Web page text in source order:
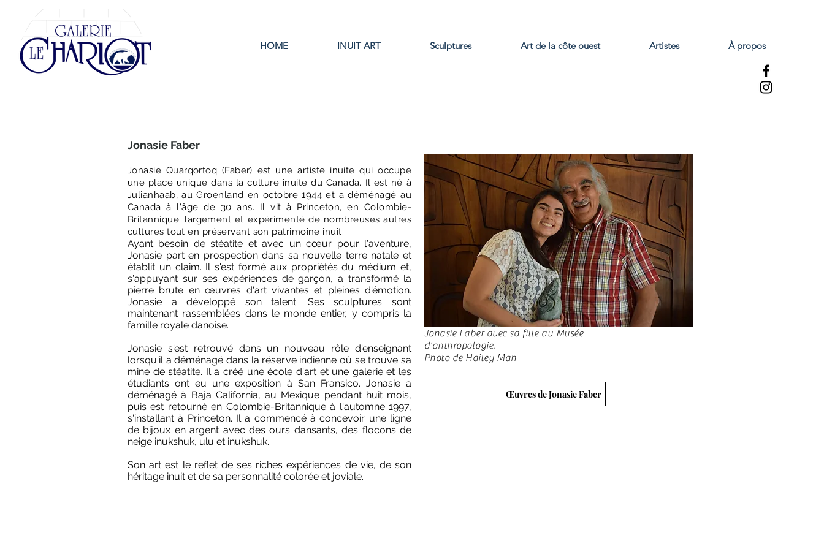
HOME INUIT ART Sculptures Art de la côte ouest Artistes À propos
Jonasie Faber
Jonasie Quarqortoq (Faber) est une artiste inuite qui occupe
une place unique dans la culture inuite du Canada. Il est né à
Julianhaab, au Groenland en octobre 1944 et a déménagé au
Canada à l'âge de 30 ans. Il vit à Princeton, en Colombie-
Britannique. largement et expérimenté de nombreuses autres
cultures tout en préservant son patrimoine inuit.
Ayant besoin de stéatite et avec un cœur pour l'aventure,
Jonasie part en prospection dans sa nouvelle terre natale et
établit un claim. Il s'est formé aux propriétés du médium et,
s'appuyant sur ses expériences de garçon, a transformé la
pierre brute en œuvres d'art vivantes et pleines d'émotion.
Jonasie a développé son talent. Ses sculptures sont
maintenant rassemblées dans le monde entier, y compris la
famille royale danoise.
Jonasie s'est retrouvé dans un nouveau rôle d'enseignant
lorsqu'il a déménagé dans la réserve indienne où se trouve sa
mine de stéatite. Il a créé une école d'art et une galerie et les
étudiants ont eu une exposition à San Fransico. Jonasie a
déménagé à Baja California, au Mexique pendant huit mois,
puis est retourné en Colombie-Britannique à l'automne 1997,
s'installant à Princeton. Il a commencé à concevoir une ligne
de bijoux en argent avec des ours dansants, des flocons de
neige inukshuk, ulu et inukshuk.
Son art est le reflet de ses riches expériences de vie, de son
héritage inuit et de sa personnalité colorée et joviale.
Jonasie Faber avec sa fille au Musée
d'anthropologie.
Photo de Hailey Mah
Œuvres de Jonasie Faber